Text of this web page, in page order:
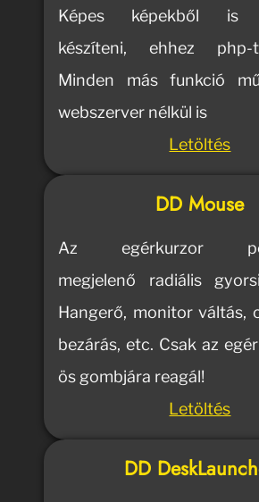
Képes képekből is
készíteni, ehhez php-
Minden más funkció
webszerver nélkül is
Letöltés
DD Mouse
Az egérkurzor
megjelenő radiális
Hangerő, monitor váltás,
bezárás, etc. Csak az
ös gombjára reagál!
Letöltés
DD